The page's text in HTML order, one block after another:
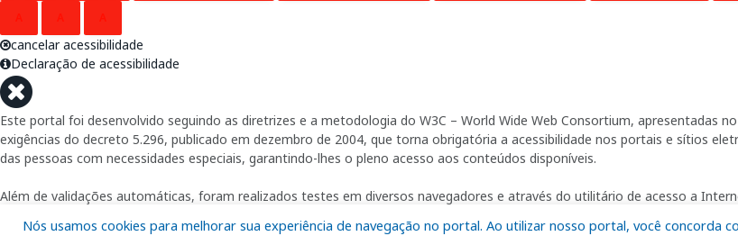
Nós usamos cookies para melhorar sua experiência de navegação no portal. Ao utilizar nosso portal, você concorda
cancelar acessibilidade
Declaração de acessibilidade
Este portal foi desenvolvido seguindo as diretrizes e a metodologia do W3C – World Wide Web Consortium, apresentadas
exigências do decreto 5.296, publicado em dezembro de 2004, que torna obrigatória a acessibilidade nos portais e sítios
das pessoas com necessidades especiais, garantindo-lhes o pleno acesso aos conteúdos disponíveis.
Além de validações automáticas, foram realizados testes em diversos navegadores e através do utilitário de acesso a